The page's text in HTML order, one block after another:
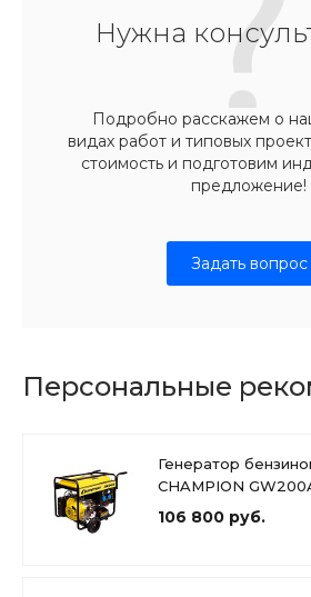
Нужна
Подробно расскажем о
видах работ и типовых
стоимость и подготовим
предложение!
Задать вопрос
Персональные
Генератор
CHAMPION
106 800 руб.